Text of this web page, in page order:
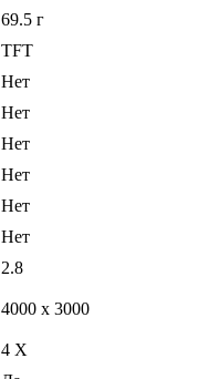
69.5 г
TFT
Нет
Нет
Нет
Нет
Нет
Нет
2.8
4000 x 3000
4 Х